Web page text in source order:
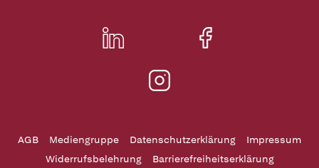
AGB Mediengruppe Datenschutzerklärung
Impressum
Widerrufsbelehrung
Barrierefreiheitserklärung